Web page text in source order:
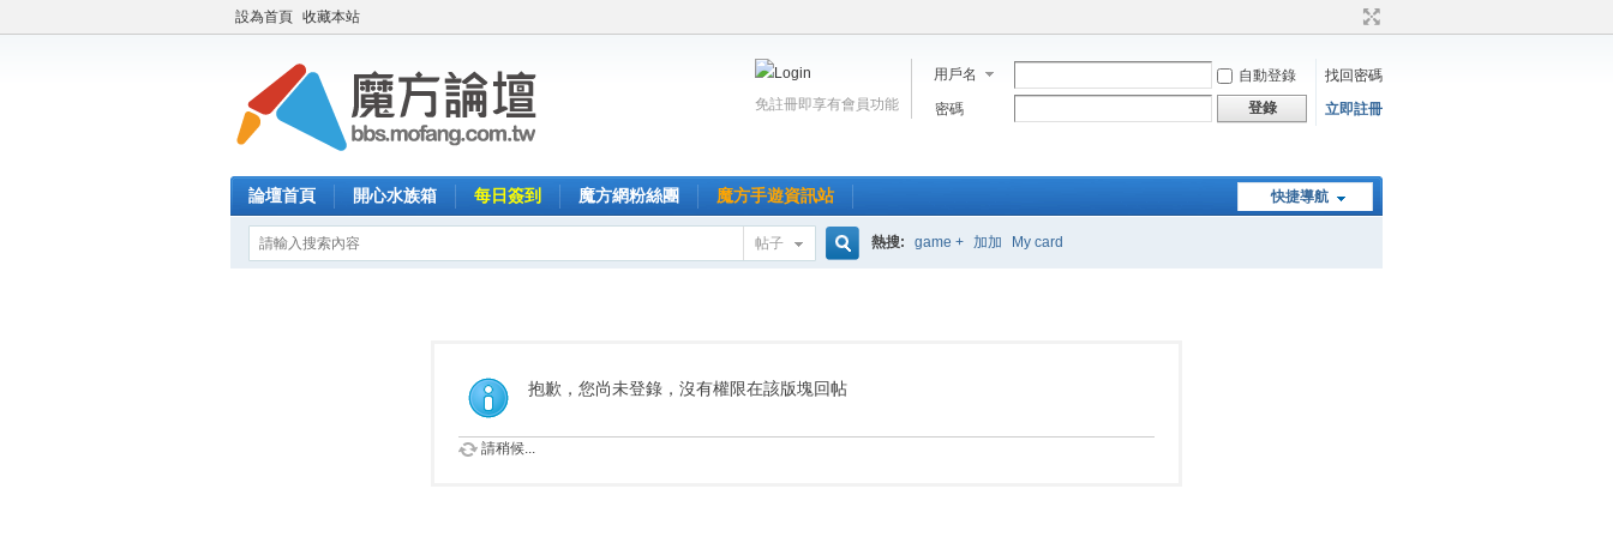
設為首頁 收藏本站
用戶名 自動登錄
找回密碼
密碼
登錄 立即註冊
免註冊即享有會員功能
快捷導航
論壇首頁 開心水族箱 每日簽到 魔方網粉絲團 魔方手遊資訊站
帖子
索
熱搜: game + 加加 My card
抱歉，您尚未登錄，沒有權限在該版塊回帖
請稍候...